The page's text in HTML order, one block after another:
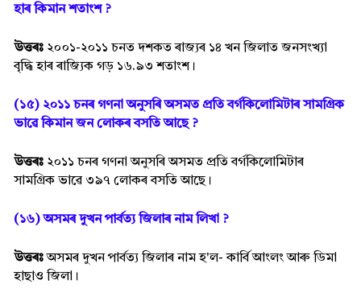
হাৰ কিমান শতাংশ ?
উত্তৰঃ ২০০১-২০১১ চনত দশকত ৰাজ্যৰ ১৪ খন জিলাত জনসংখ্যা
বৃদ্ধি হাৰ ৰাজ্যিক গড় ১৬.৯৩ শতাংশ।
(১৫) ২০১১ চনৰ গণনা অনুসৰি অসমত প্ৰতি বৰ্গকিলোমিটাৰ সামগ্ৰিক
ভাৱে কিমান জন লোকৰ বসতি আছে ?
উত্তৰঃ ২০১১ চনৰ গণনা অনুসৰি অসমত প্ৰতি বৰ্গকিলোমিটাৰ
সামগ্ৰিক ভাৱে ৩৯৭ লোকৰ বসতি আছে।
(১৬) অসমৰ দুখন পাৰ্বত্য জিলাৰ নাম লিখা ?
উত্তৰঃঅসমৰ দুখন পাৰ্বত্য জিলাৰ নাম হ'ল- কাৰ্বি আংলং আৰু ডিমা
হাছাও জিলা।